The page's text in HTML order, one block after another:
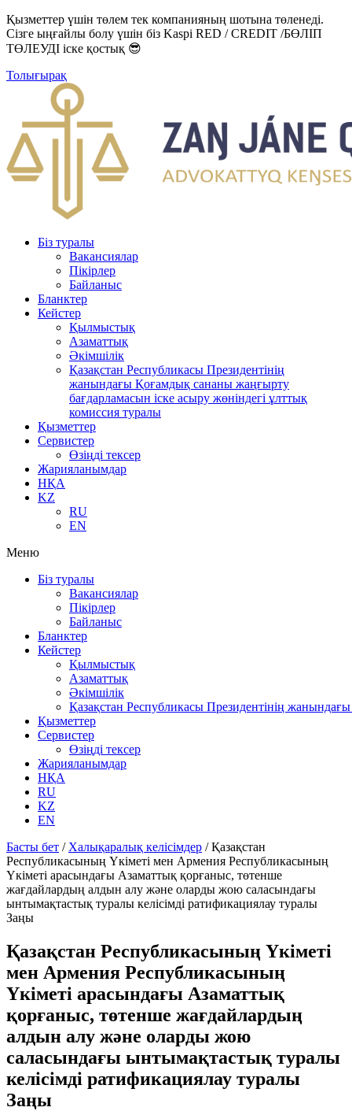
Қызметтер үшін төлем тек компанияның шотына төленеді.
Сізге ыңғайлы болу үшін біз Kaspi RED / CREDIT /БӨЛІП
ТӨЛЕУДІ іске қостық 😎
Толығырақ
Біз туралы
Вакансиялар
Пікірлер
Байланыс
Бланктер
Кейстер
Қылмыстық
Азаматтық
Әкімшілік
Қазақстан Республикасы Президентінің
жанындағы Қоғамдық сананы жаңғырту
бағдарламасын іске асыру жөніндегі ұлттық
комиссия туралы
Қызметтер
Сервистер
Өзіңді тексер
Жарияланымдар
НҚА
KZ
RU
EN
Меню
Біз туралы
Вакансиялар
Пікірлер
Байланыс
Бланктер
Кейстер
Қылмыстық
Азаматтық
Әкімшілік
Қазақстан Республикасы Президентінің
Қызметтер
Сервистер
Өзіңді тексер
Жарияланымдар
НҚА
RU
KZ
EN
Басты бет / Халықаралық келісімдер /Қазақстан
Республикасының Үкіметі мен Армения Республикасының
Үкіметі арасындағы Азаматтық қорғаныс, төтенше
жағдайлардың алдын алу және оларды жою саласындағы
ынтымақтастық туралы келісімді ратификациялау туралы
Заңы
Қазақстан Республикасының Үкіметі
мен Армения Республикасының
Үкіметі арасындағы Азаматтық
қорғаныс, төтенше жағдайлардың
алдын алу және оларды жою
саласындағы ынтымақтастық туралы
келісімді ратификациялау туралы
Заңы